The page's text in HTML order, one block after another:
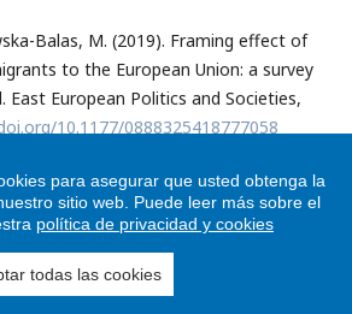
Balas, M. (2019). Framing effect of
to the European Union: a survey
East European Politics and Societies,
10.1177/0888325418777058
Schulz, A., Müller, P., Schemer, C.,
(2018). The effects of right-wing
on emotions and cognitions toward
Journal of Press/Politics, 23(4),
10.1177/19401612187889
para asegurar que usted obtenga la
sitio web. Puede leer más sobre el
política de privacidad y cookies
todas las cookies